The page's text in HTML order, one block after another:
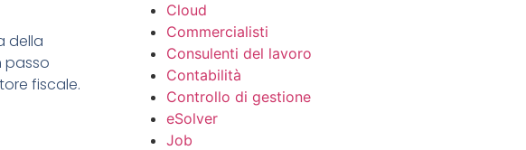
della
passo
fiscale.
Cloud
Commercialisti
Consulenti del lavoro
Contabilità
Controllo di gestione
eSolver
Job